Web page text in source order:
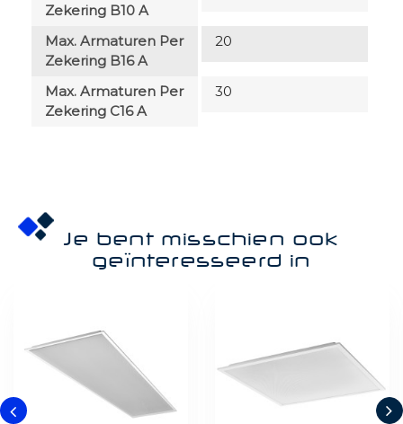
Zekering B10 A
Max. Armaturen Per
Zekering B16 A
20
Max. Armaturen Per
Zekering C16 A
30
Je bent misschien ook
geïnteresseerd in